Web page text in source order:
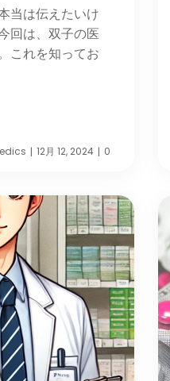
当は伝えたいけ
回は、双子の医
これを知ってお
| 12月 12, 2024 | 0